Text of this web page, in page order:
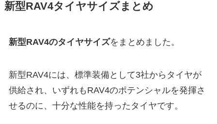
新型RAV4タイヤサイズまとめ
新型RAV4のタイヤサイズをまとめました。
新型RAV4には、標準装備として3社からタイヤが
供給され、いずれもRAV4のポテンシャルを発揮さ
せるのに、十分な性能を持ったタイヤです。